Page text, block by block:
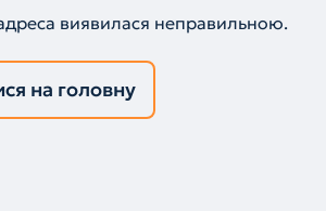
виявилася неправильною.
на головну